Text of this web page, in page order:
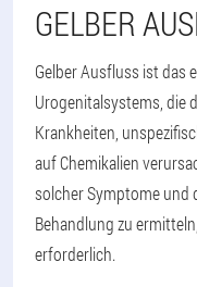
GELBER
Gelber Ausfluss ist das
Urogenitalsystems, die
Krankheiten,
auf Chemikalien
solcher Symptome und
Behandlung zu
erforderlich.